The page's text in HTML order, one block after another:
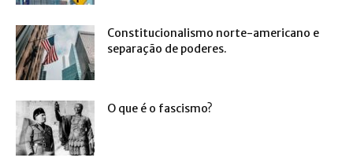
Constitucionalismo norte-americano e
separação de poderes.
O que é o fascismo?